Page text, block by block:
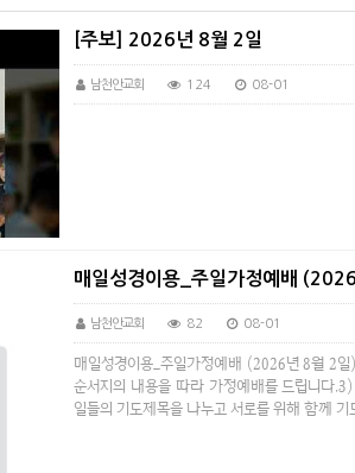
[주보] 2026년 8월 2일
남천안교회 124 08-01
매일성경이용_주일가정예배
남천안교회 82 08-01
매일성경이용_주일가정예배 (2026년 8월 2
순서지의 내용을 따라 가정예배를 드립니다
일들의 기도제목을 나누고 서로를 위해 함께